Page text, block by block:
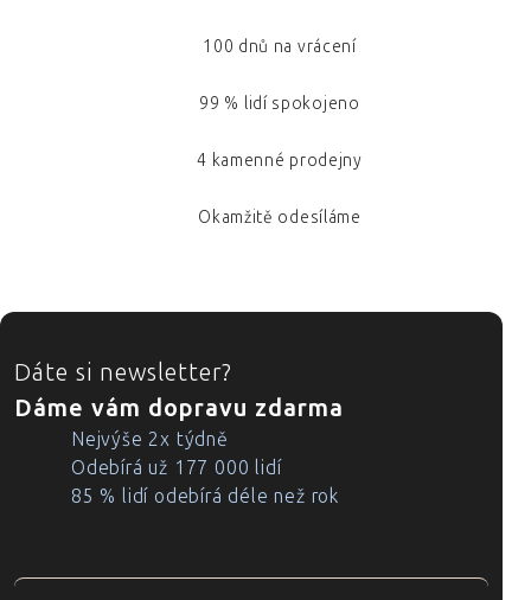
100 dnů na vrácení
99 % lidí spokojeno
4 kamenné prodejny
Okamžitě odesíláme
ZÁPATÍ
Dáte si newsletter?
Dáme vám dopravu zdarma
Nejvýše 2x týdně
Odebírá už 177 000 lidí
85 % lidí odebírá déle než rok